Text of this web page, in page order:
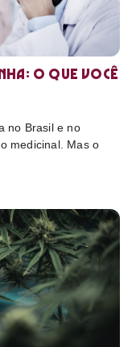
o que você
no Brasil e no
medicinal. Mas o